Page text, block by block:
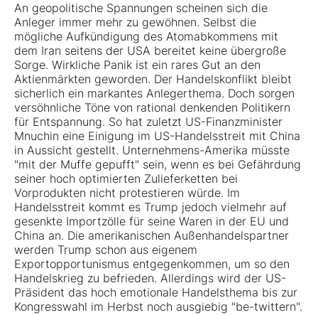
An geopolitische Spannungen scheinen sich die
Anleger immer mehr zu gewöhnen. Selbst die
mögliche Aufkündigung des Atomabkommens mit
dem Iran seitens der USA bereitet keine übergroße
Sorge. Wirkliche Panik ist ein rares Gut an den
Aktienmärkten geworden. Der Handelskonflikt bleibt
sicherlich ein markantes Anlegerthema. Doch sorgen
versöhnliche Töne von rational denkenden Politikern
für Entspannung. So hat zuletzt US-Finanzminister
Mnuchin eine Einigung im US-Handelsstreit mit China
in Aussicht gestellt. Unternehmens-Amerika müsste
"mit der Muffe gepufft" sein, wenn es bei Gefährdung
seiner hoch optimierten Zulieferketten bei
Vorprodukten nicht protestieren würde. Im
Handelsstreit kommt es Trump jedoch vielmehr auf
gesenkte Importzölle für seine Waren in der EU und
China an. Die amerikanischen Außenhandelspartner
werden Trump schon aus eigenem
Exportopportunismus entgegenkommen, um so den
Handelskrieg zu befrieden. Allerdings wird der US-
Präsident das hoch emotionale Handelsthema bis zur
Kongresswahl im Herbst noch ausgiebig "be-twittern".